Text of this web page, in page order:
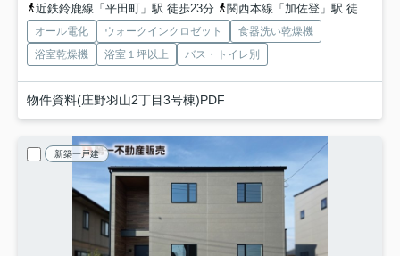
近鉄鈴鹿線「平田町」駅 徒歩23分
関西本線「加佐登」駅 徒歩31分
オール電化 ウォークインクロゼット
食器洗い乾燥機
浴室乾燥機
浴室１坪以上 バス・トイレ別
物件資料(庄野羽山2丁目3号棟)PDF
新築一戸建